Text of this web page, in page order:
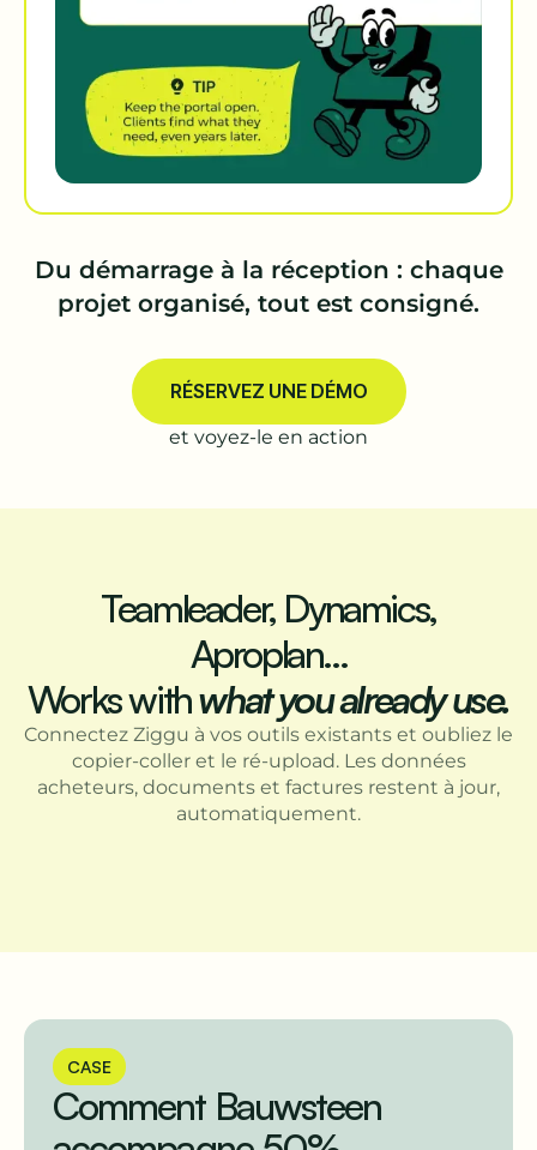
Du démarrage à la réception : chaque
projet organisé, tout est consigné.
RÉSERVEZ UNE DÉMO
et voyez-le en action
Teamleader, Dynamics,
Aproplan...
Works withwhat you already use.
Connectez Ziggu à vos outils existants et oubliez le
copier-coller et le ré-upload. Les données
acheteurs, documents et factures restent à jour,
automatiquement.
CASE
Comment Bauwsteen